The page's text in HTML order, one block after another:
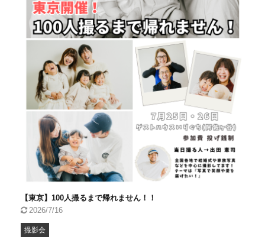
【東京】100人撮るまで帰れません！！
2026/7/16
撮影会